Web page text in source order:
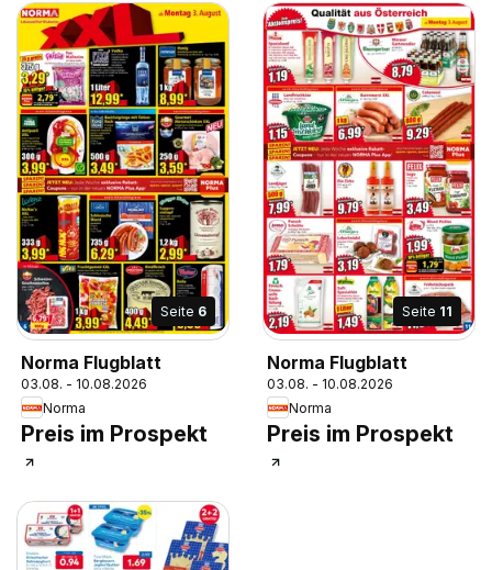
Seite 6
Norma Flugblatt
03.08. - 10.08.2026
Norma
Preis im Prospekt
Seite 11
Norma Flugblatt
03.08. - 10.08.2026
Norma
Preis im Prospekt